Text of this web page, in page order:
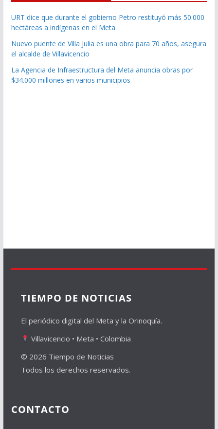
URT dice que durante el gobierno Petro restituyó más 50.000
hectáreas a indígenas en el Meta
Nuevo puente de Villa Julia es una obra para 70 años, asegura
el alcalde de Villavicencio
La Agencia de Infraestructura del Meta anuncia obras por
$34.000 millones en varios municipios
TIEMPO DE NOTICIAS
El periódico digital del Meta y la Orinoquía.
Villavicencio • Meta • Colombia
© 2026 Tiempo de Noticias
Todos los derechos reservados.
CONTACTO